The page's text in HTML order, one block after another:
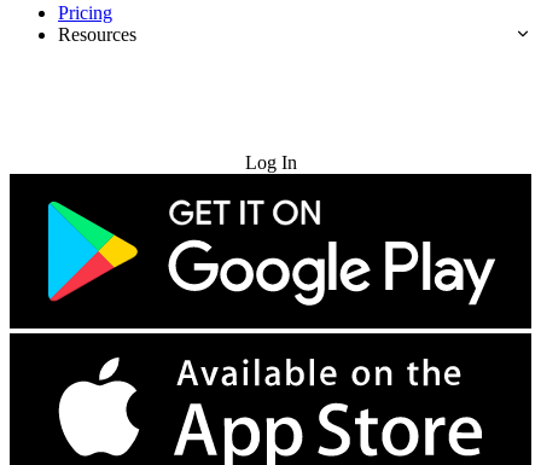
Pricing
Resources
Log In